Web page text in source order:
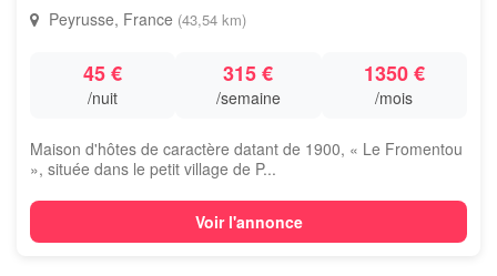
Peyrusse, France (43,54 km)
45 €
/nuit
315 €
/semaine
1350 €
/mois
Maison d'hôtes de caractère datant de 1900, « Le Fromentou
», située dans le petit village de P...
Voir l'annonce